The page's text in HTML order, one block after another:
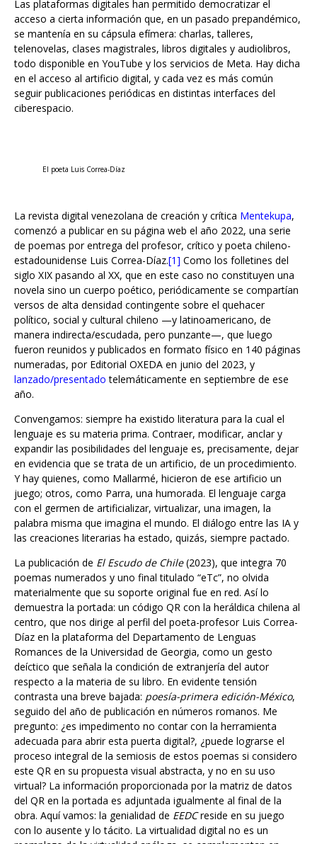
se mantenía en su cápsula efímera: charlas, talleres,
telenovelas, clases magistrales, libros digitales y audiolibros,
todo disponible en YouTube y los servicios de Meta. Hay dicha
en el acceso al artificio digital, y cada vez es más común
seguir publicaciones periódicas en distintas interfaces del
ciberespacio.
de poemas por entrega del profesor, crítico y poeta chileno-
estadounidense Luis Correa-Díaz.[1]Como los folletines del
siglo XIX pasando al XX, que en este caso no constituyen una
novela sino un cuerpo poético, periódicamente se compartían
versos de alta densidad contingente sobre el quehacer
político, social y cultural chileno —y latinoamericano, de
manera indirecta/escudada, pero punzante—, que luego
fueron reunidos y publicados en formato físico en 140 páginas
numeradas, por Editorial OXEDA en junio del 2023, y
lanzado/presentadotelemáticamente en septiembre de ese
año.
Convengamos: siempre ha existido literatura para la cual el
expandir las posibilidades del lenguaje es, precisamente, dejar
en evidencia que se trata de un artificio, de un procedimiento.
Y hay quienes, como Mallarmé, hicieron de ese artificio un
juego; otros, como Parra, una humorada. El lenguaje carga
con el germen de artificializar, virtualizar, una imagen, la
palabra misma que imagina el mundo. El diálogo entre las IA y
las creaciones literarias ha estado, quizás, siempre pactado.
La publicación deEl Escudo de Chile(2023), que integra 70
materialmente que su soporte original fue en red. Así lo
demuestra la portada: un código QR con la heráldica chilena al
centro, que nos dirige al perfil del poeta-profesor Luis Correa-
Díaz en la plataforma del Departamento de Lenguas
Romances de la Universidad de Georgia, como un gesto
deíctico que señala la condición de extranjería del autor
respecto a la materia de su libro. En evidente tensión
contrasta una breve bajada:poesía-primera edición-México
seguido del año de publicación en números romanos. Me
pregunto: ¿es impedimento no contar con la herramienta
adecuada para abrir esta puerta digital?, ¿puede lograrse el
proceso integral de la semiosis de estos poemas si considero
este QR en su propuesta visual abstracta, y no en su uso
virtual? La información proporcionada por la matriz de datos
del QR en la portada es adjuntada igualmente al final de la
obra. Aquí vamos: la genialidad deEEDCreside en su juego
con lo ausente y lo tácito. La virtualidad digital no es un
reemplazo de la virtualidad análoga, se complementan en
tanto los QR-s son la manifestación comprobable de algo